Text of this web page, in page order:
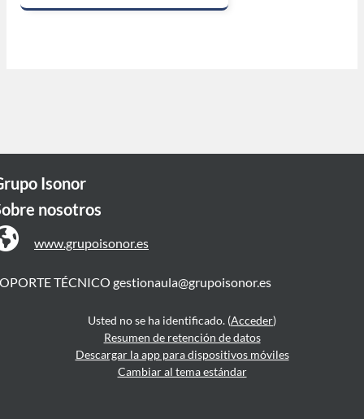
Isonor
nosotros
www.grupoisonor.es
TÉCNICO gestionaula@grupoisonor.es
Usted no se ha identificado. (Acceder)
Resumen de retención de datos
Descargar la app para dispositivos móviles
Cambiar al tema estándar